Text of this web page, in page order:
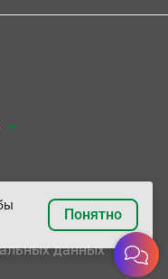
программы
данных
Понятно